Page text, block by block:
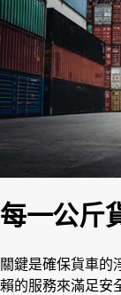
每一公斤
關鍵是確保貨車的
賴的服務來滿足安